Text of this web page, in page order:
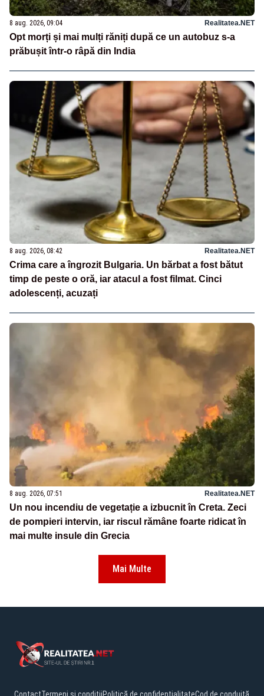
8 aug. 2026, 09:04 Realitatea.NET
Opt morți și mai mulți răniți după ce un autobuz s-a
prăbușit într-o râpă din India
8 aug. 2026, 08:42 Realitatea.NET
Crima care a îngrozit Bulgaria. Un bărbat a fost bătut
timp de peste o oră, iar atacul a fost filmat. Cinci
adolescenți, acuzați
8 aug. 2026, 07:51 Realitatea.NET
Un nou incendiu de vegetație a izbucnit în Creta. Zeci
de pompieri intervin, iar riscul rămâne foarte ridicat în
mai multe insule din Grecia
Mai Multe